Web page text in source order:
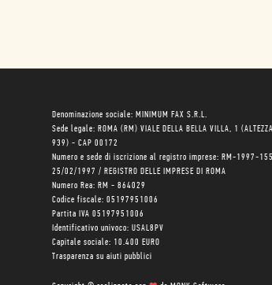
Denominazione sociale: MINIMUM FAX S.R.L.
Sede legale: ROMA (RM) VIALE DELLA BELLA VILLA, 1
939) - CAP 00172
Numero e sede di iscrizione al registro imprese: RM-1997-
25/02/1997 / REGISTRO DELLE IMPRESE DI ROMA
Numero Rea: RM - 864029
Codice fiscale: 05197951006
Partita IVA 05197951006
Identificativo univoco: USAL8PV
Capitale sociale: 10.400 EURO
Trasparenza su aiuti pubblici